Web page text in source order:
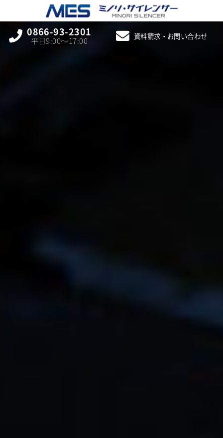
0866-93-2301
平日9:00〜17:00 資料請求・お問い合わせ